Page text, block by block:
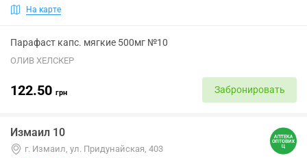
На карте
Парафаст капс. мягкие 500мг №10
ОЛИВ ХЕЛСКЕР
122.50 грн Забронировать
Измаил 10
г. Измаил, ул. Придунайская, 403